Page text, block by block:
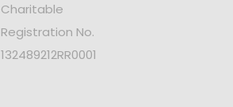
Charitable
Registration No.
132489212RR0001